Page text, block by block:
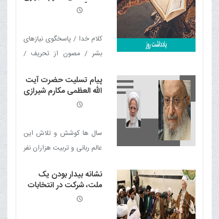
کشور در مقطع سطح عالی
مدّ ظلّه العالی
کلام خدا / پاسخگوی نیازهای
بشر / مصون از تحریف /
کتاب تربیت / کتاب عمل /
کتاب عدالت / کتاب حکمت /
پیام تسلیت حضرت آیت
الله العظمی مکارم شیرازی
دامت برکاته در پی
گلپایگانی رحمة الله علیه
سال ها کوشش و تلاش این
عالم ربانی و تربیت هزاران نفر
ایشان در حوزه علمیه است
که ان شاء الله اجر آن را یوم
نشانه بیدار بودن یک
ملت، شرکت در انتخابات